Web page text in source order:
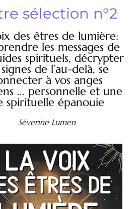
sélection n°2
des êtres de lumière:
les messages de
spirituels, décrypter
de l’au-delà, se
à vos anges
... personnelle et une
spirituelle épanouie
Séverine Lumen